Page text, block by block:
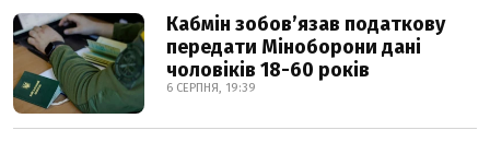
Кабмін зобовʼязав податкову
передати Міноборони дані
чоловіків 18-60 років
6 СЕРПНЯ, 19:39